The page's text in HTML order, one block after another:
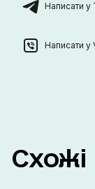
Написати у
Написати у
Схожі